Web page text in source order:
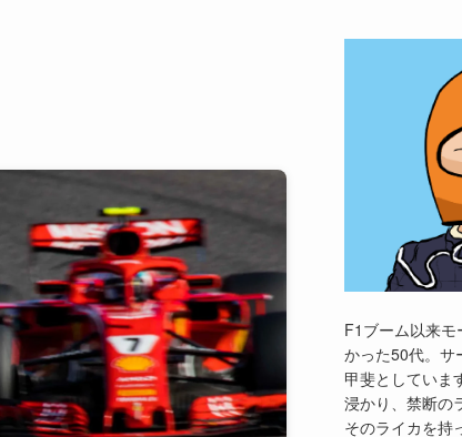
F1ブーム以来
かった50代。サ
甲斐としていま
浸かり、禁断の
そのライカを持